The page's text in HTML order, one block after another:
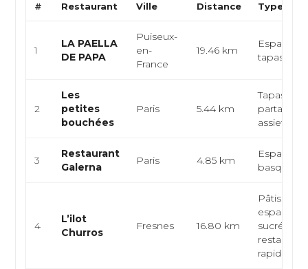
# Restaurant Ville Distance Type de
1
LA PAELLA
DE PAPA
Puiseux-
en-
France
19.46 km
tapas
2
Les
petites
bouchées
Paris 5.44 km
Tapas,
partage,
assiettes
3
Restaurant
Galerna
Paris 4.85 km
basque,
4
L’ilot
Churros
Fresnes 16.80 km
Pâtisserie
sucré,
rapide ...